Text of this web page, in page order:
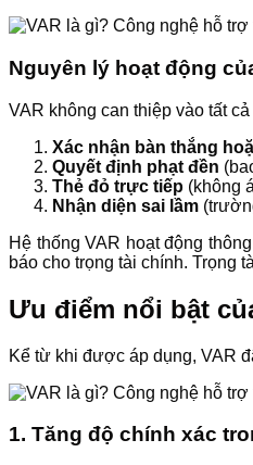
Nguyên lý hoạt động
VAR không can thiệp vào tất
Xác nhận bàn thắng
Quyết định phạt đền
Thẻ đỏ trực tiếp (không
Nhận diện sai lầm
Hệ thống VAR hoạt động
báo cho trọng tài chính. Trọng
Ưu điểm nổi bật
Kể từ khi được áp dụng, VAR
1. Tăng độ chính xác